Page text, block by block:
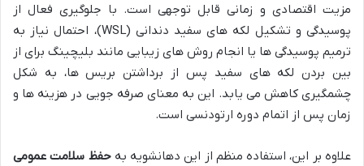
مزیت اقتصادی و زمانی قابل توجهی است. با جلوگیری فعال از
پوسیدگی و تشکیل لکه های سفید دندانی (WSL)، احتمال نیاز به
ترمیم پوسیدگی ها یا انجام روش های زیبایی مانند بلیچینگ برای از
بین بردن لکه های سفید پس از برداشتن بریس ها، به شکل
چشمگیری کاهش می یابد. این به معنای صرفه جویی در هزینه ها و
زمان پس از اتمام دوره ارتودنسی است.
علاوه بر این، استفاده منظم از این دهانشویه بهحفظ سلامت عمومی